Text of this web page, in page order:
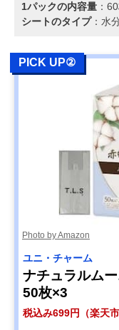
1パックの内容量 ：
シートのタイプ：水
PICK UP②
Photo by Amazon
ユニ・チャーム
ナチュラルム
50枚×3
税込み699円（楽天市